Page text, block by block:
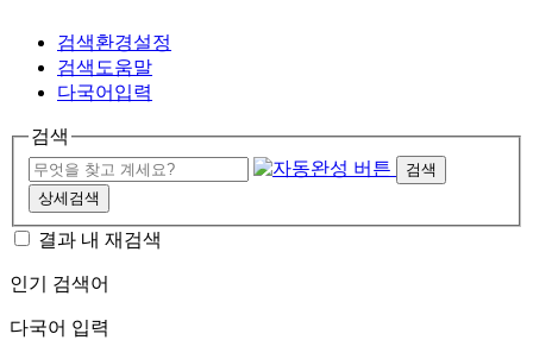
검색환경설정
검색도움말
다국어입력
검색
검색
상세검색
결과 내 재검색
인기 검색어
다국어 입력